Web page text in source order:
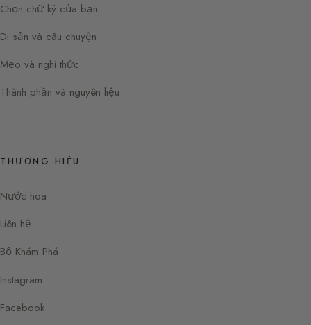
Chọn chữ ký của bạn
Di sản và câu chuyện
Mẹo và nghi thức
Thành phần và nguyên liệu
THƯƠNG HIỆU
Nước hoa
Liên hệ
Bộ Khám Phá
Instagram
Facebook